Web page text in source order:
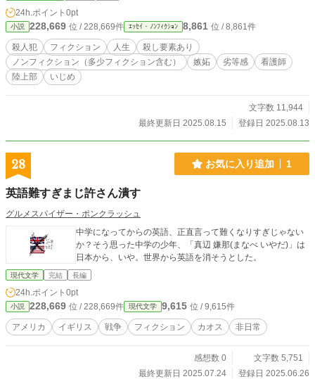
24h.ポイント 0pt
小説 228,669 位 / 228,669件 ｴｯｾｲ・ﾉﾝﾌｨｸｼｮﾝ 8,861 位 / 8,861件
殺人犯 フィクション 人生
殺し要素あり
ノンフィクション（多少フィクション含む）
嫉妬 劣等感
看護師
陸上部
いじめ
文字数 11,944
最終更新日 2025.08.15
登録日 2025.08.13
28 お気に入り追加 1
英語難すぎまじ許さん潰す
グルメスパイザー・ポンクラッシュ
中学になってからの英語、正直言って難くなりすぎじゃない
か？そう思った中学の少年、「真辺 嫌那(まなべ いやだ)」は
日本から、いや。世界から英語を消そうとした。
現代文学 完結 長編
24h.ポイント 0pt
小説 228,669 位 / 228,669件 現代文学 9,615 位 / 9,615件
アメリカ イギリス 戦争 フィクション カオス 非日常
感想数 0
文字数 5,751
最終更新日 2025.07.24
登録日 2025.06.26